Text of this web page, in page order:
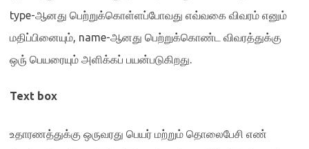
type-ஆனது பெற்றுக்கொள்ளப்போவது எவ்வகை விவரம் எனும்
மதிப்பினையும், name-ஆனது பெற்றுக்கொண்ட விவரத்துக்கு
ஒரு் பெயரையும் அளிக்கப் பயன்படுகிறது.
Text box
உதாரணத்துக்கு ஒருவரது பெயர் மற்றும் தொலைபேசி எண்